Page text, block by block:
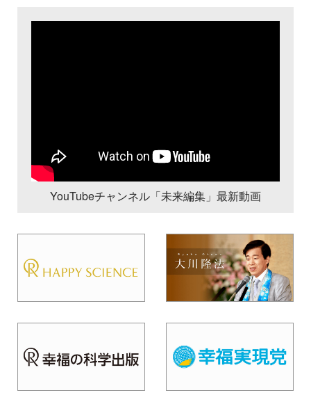
YouTubeチャンネル「未来編集」最新動画